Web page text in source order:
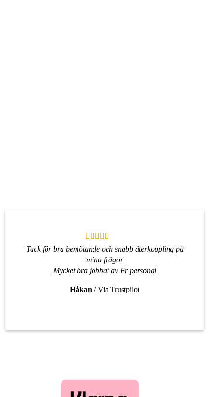
Tack för bra bemötande och snabb återkoppling på
mina frågor
Mycket bra jobbat av Er personal
Håkan /Via Trustpilot